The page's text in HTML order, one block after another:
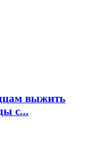
выжить
с...